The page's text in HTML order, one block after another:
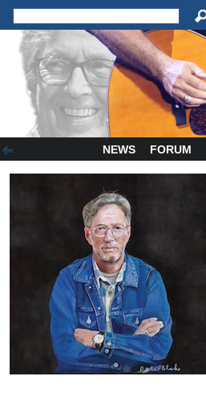
NEWS FORUM